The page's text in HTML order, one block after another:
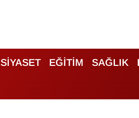
SİYASET EĞİTİM SAĞLIK